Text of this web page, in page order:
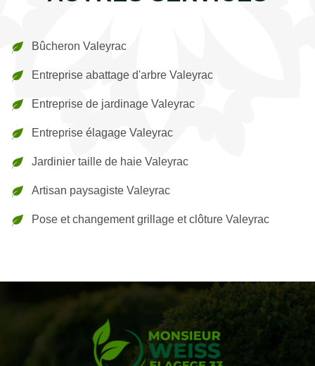
Bûcheron Valeyrac
Entreprise abattage d'arbre Valeyrac
Entreprise de jardinage Valeyrac
Entreprise élagage Valeyrac
Jardinier taille de haie Valeyrac
Artisan paysagiste Valeyrac
Pose et changement grillage et clôture Valeyrac